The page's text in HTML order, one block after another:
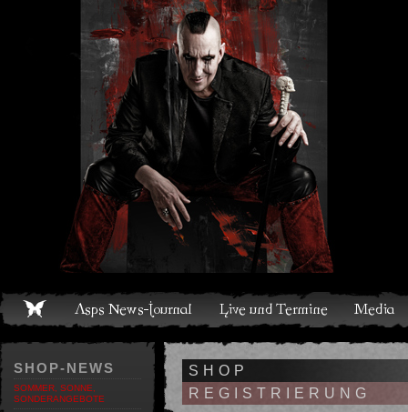
Live und Termine Media Shop Band Discografie
SHOP-NEWS
SOMMER, SONNE,
SONDERANGEBOTE
SHOP
REGISTRIERUNG